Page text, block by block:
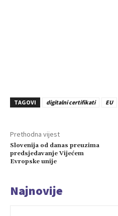
TAGOVI digitalni certifikati EU
Prethodna vijest
Slovenija od danas preuzima
predsjedavanje Vijećem
Evropske unije
Najnovije